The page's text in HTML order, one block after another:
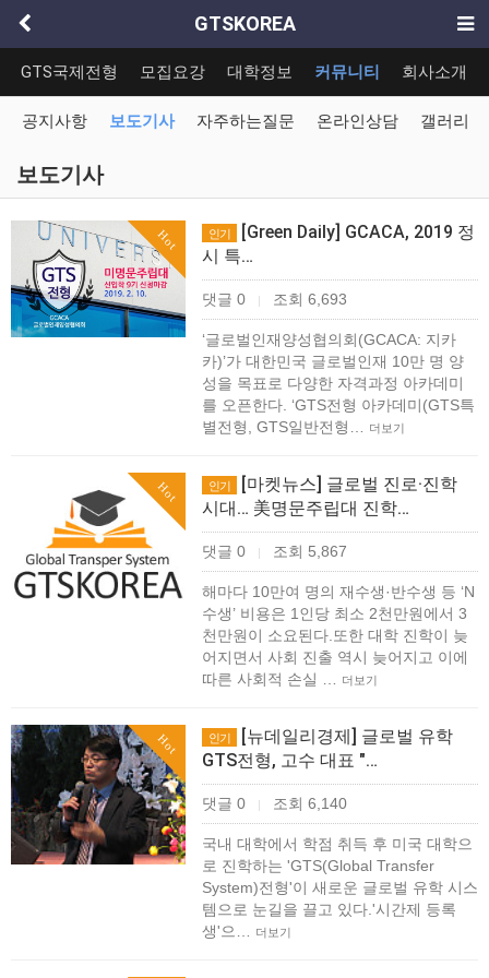
GTSKOREA
GTS국제전형 모집요강 대학정보 커뮤니티 회사소개
공지사항 보도기사 자주하는질문 온라인상담 갤러리
보도기사
Hot 인기
[Green Daily] GCACA, 2019 정
시 특…
댓글 0 | 조회 6,693
‘글로벌인재양성협의회(GCACA: 지카
카)’가 대한민국 글로벌인재 10만 명 양
성을 목표로 다양한 자격과정 아카데미
를 오픈한다. ‘GTS전형 아카데미(GTS특
별전형, GTS일반전형…
더보기
Hot 인기
[마켓뉴스] 글로벌 진로·진학
시대… 美명문주립대 진학…
댓글 0 | 조회 5,867
해마다 10만여 명의 재수생·반수생 등 ‘N
수생’ 비용은 1인당 최소 2천만원에서 3
천만원이 소요된다.또한 대학 진학이 늦
어지면서 사회 진출 역시 늦어지고 이에
따른 사회적 손실 …
더보기
Hot 인기
[뉴데일리경제] 글로벌 유학
GTS전형, 고수 대표 "…
댓글 0 | 조회 6,140
​국내 대학에서 학점 취득 후 미국 대학으
로 진학하는 'GTS(Global Transfer
System)전형'이 새로운 글로벌 유학 시스
템으로 눈길을 끌고 있다.'시간제 등록
생'으…
더보기